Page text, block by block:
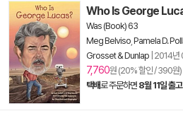
Who Is George
Was (Book) 63
Meg Belviso Pamela D.
Grosset & Dunlap 2014년
7,760원 (20% 할인 / 390원)
택배로 주문하면 8월 11일 출고